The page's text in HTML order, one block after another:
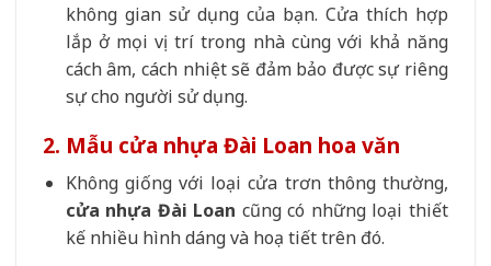
không gian sử dụng của bạn. Cửa thích hợp
lắp ở mọi vị trí trong nhà cùng với khả năng
cách âm, cách nhiệt sẽ đảm bảo được sự riêng
sự cho người sử dụng.
2. Mẫu cửa nhựa Đài Loan hoa văn
Không giống với loại cửa trơn thông thường,
cửa nhựa Đài Loan cũng có những loại thiết
kế nhiều hình dáng và hoạ tiết trên đó.